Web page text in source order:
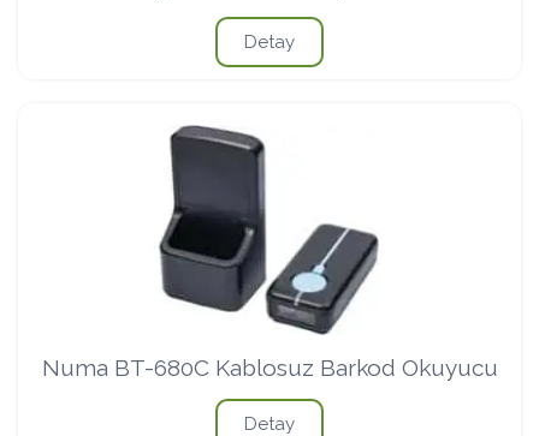
Detay
Numa BT-680C Kablosuz Barkod Okuyucu
Detay